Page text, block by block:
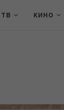
ТВ КИНО